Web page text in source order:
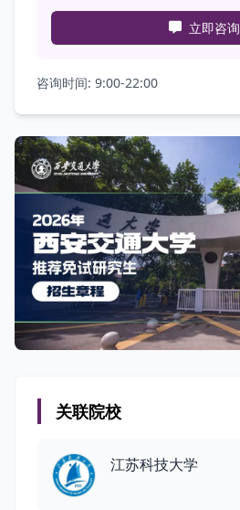
立即咨询
咨询时间: 9:00-22:00
关联院校
江苏科技大学